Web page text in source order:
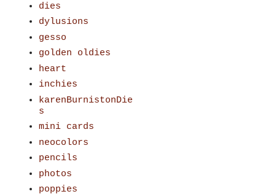
dies
dylusions
gesso
golden oldies
heart
inchies
karenBurnistonDie
s
mini cards
neocolors
pencils
photos
poppies